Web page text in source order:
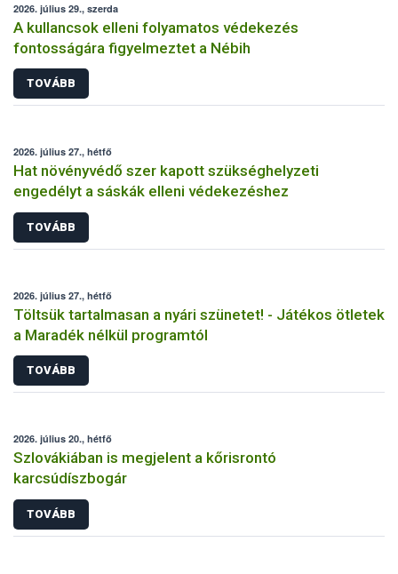
2026. július 29., szerda
A kullancsok elleni folyamatos védekezés
fontosságára figyelmeztet a Nébih
TOVÁBB
2026. július 27., hétfő
Hat növényvédő szer kapott szükséghelyzeti
engedélyt a sáskák elleni védekezéshez
TOVÁBB
2026. július 27., hétfő
Töltsük tartalmasan a nyári szünetet! - Játékos ötletek
a Maradék nélkül programtól
TOVÁBB
2026. július 20., hétfő
Szlovákiában is megjelent a kőrisrontó
karcsúdíszbogár
TOVÁBB